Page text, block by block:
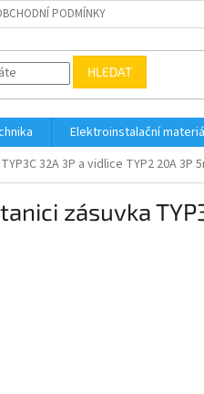
PODMÍNKY
HLEDAT
Elektroinstalační
32A 3P a vidlice TYP2 20A 3P
zásuvka